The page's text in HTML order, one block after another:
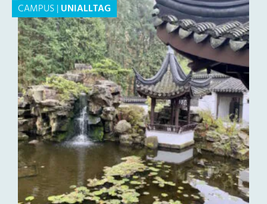
CAMPUS|UNIALLTAG